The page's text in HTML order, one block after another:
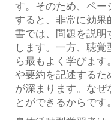
す。そのため、ペー
すると、非常に効果
書では、問題を説明
します。一方、聴
ら最もよく学びま
や要約を記述するた
が深まります。なぜ
とができるからです。